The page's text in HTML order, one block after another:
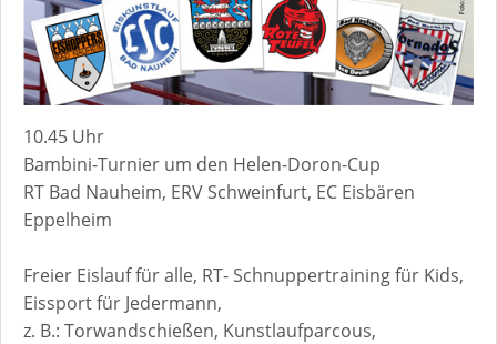
10.45 Uhr
Bambini-Turnier um den Helen-Doron-Cup
RT Bad Nauheim, ERV Schweinfurt, EC Eisbären
Eppelheim
Freier Eislauf für alle, RT- Schnuppertraining für Kids,
Eissport für Jedermann,
z. B.: Torwandschießen, Kunstlaufparcous,